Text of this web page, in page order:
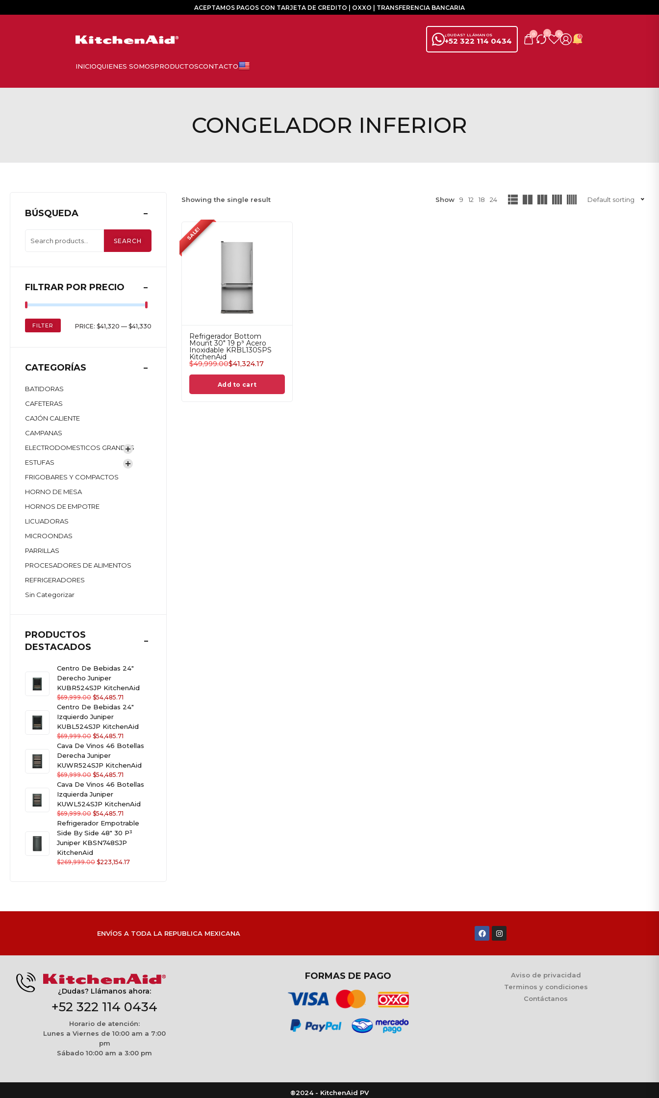
ACEPTAMOS PAGOS CON TARJETA DE CREDITO | OXXO | TRANSFERENCIA BANCARIA
+52 322 114 0434
¿DUDAS? LLÁMANOS 0 0 0
CONGELADOR INFERIOR
BÚSQUEDA
SEARCH
FILTRAR POR PRECIO
FILTER PRICE: $41,320 — $41,330
CATEGORÍAS
BATIDORAS
CAFETERAS
CAJÓN CALIENTE
CAMPANAS
ELECTRODOMESTICOS GRANDES
ESTUFAS
FRIGOBARES Y COMPACTOS
HORNO DE MESA
HORNOS DE EMPOTRE
LICUADORAS
MICROONDAS
PARRILLAS
PROCESADORES DE ALIMENTOS
REFRIGERADORES
Sin Categorizar
PRODUCTOS
DESTACADOS
Centro De Bebidas 24"
Derecho Juniper
KUBR524SJP KitchenAid
$69,999.00 $54,485.71
Centro De Bebidas 24"
Izquierdo Juniper
KUBL524SJP KitchenAid
$69,999.00 $54,485.71
Cava De Vinos 46 Botellas
Derecha Juniper
KUWR524SJP KitchenAid
$69,999.00 $54,485.71
Cava De Vinos 46 Botellas
Izquierda Juniper
KUWL524SJP KitchenAid
$69,999.00 $54,485.71
Refrigerador Empotrable
Side By Side 48" 30 P³
Juniper KBSN748SJP
KitchenAid
$269,999.00 $223,154.17
Showing the single result Show 9 12 18 24 Default sorting
SALE!
Refrigerador Bottom
Mount 30" 19 p³ Acero
Inoxidable KRBL130SPS
KitchenAid
$49,999.00$41,324.17
Add to cart
ENVÍOS A TODA LA REPUBLICA MEXICANA
¿Dudas? Llámanos ahora:
+52 322 114 0434
Horario de atención:
Lunes a Viernes de 10:00 am a 7:00
pm
Sábado 10:00 am a 3:00 pm
FORMAS DE PAGO
Aviso de privacidad
Terminos y condiciones
Contáctanos
®2024 - KitchenAid PV